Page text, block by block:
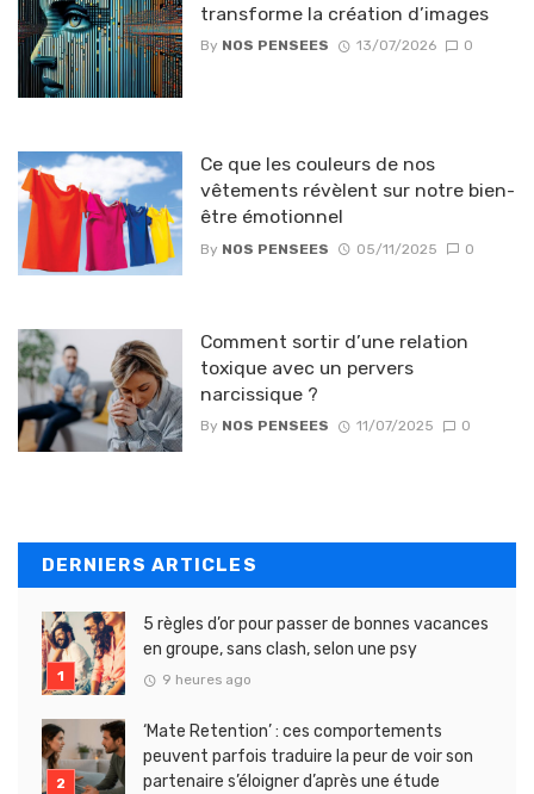
transforme la création d’images
By NOS PENSEES 13/07/2026 0
Ce que les couleurs de nos
vêtements révèlent sur notre bien-
être émotionnel
By NOS PENSEES 05/11/2025 0
Comment sortir d’une relation
toxique avec un pervers
narcissique ?
By NOS PENSEES 11/07/2025 0
DERNIERS ARTICLES
5 règles d’or pour passer de bonnes vacances
en groupe, sans clash, selon une psy
9 heures ago
‘Mate Retention’ : ces comportements
peuvent parfois traduire la peur de voir son
partenaire s’éloigner d’après une étude